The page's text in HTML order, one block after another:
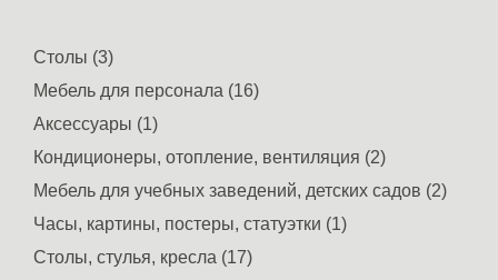
Столы (3)
Мебель для персонала (16)
Аксессуары (1)
Кондиционеры, отопление, вентиляция (2)
Мебель для учебных заведений, детских садов (2)
Часы, картины, постеры, статуэтки (1)
Столы, стулья, кресла (17)